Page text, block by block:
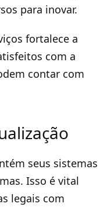
para inovar.
fortalece a
com a
contar com
seus sistemas
Isso é vital
legais com